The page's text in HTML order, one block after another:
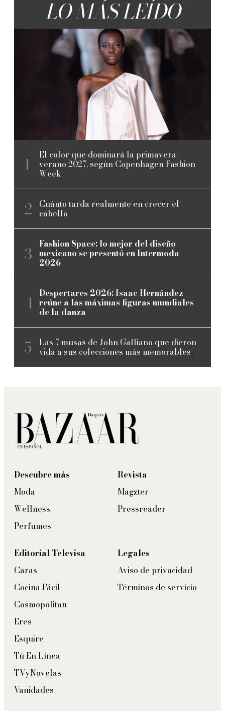
LO MÁS LEÍDO
El color que dominará la primavera-
verano 2027, según Copenhagen Fashion
Week
Cuánto tarda realmente en crecer el
cabello
Fashion Space: lo mejor del diseño
mexicano se presentó en Intermoda
2026
Despertares 2026: Isaac Hernández
reúne a las máximas figuras mundiales
de la danza
Las 7 musas de John Galliano que dieron
vida a sus colecciones más memorables
Descubre más
Moda
Wellness
Perfumes
Revista
Magzter
Pressreader
Editorial Televisa
Caras
Cocina Fácil
Cosmopolitan
Eres
Esquire
Tú En Línea
TVyNovelas
Vanidades
Legales
Aviso de privacidad
Términos de servicio